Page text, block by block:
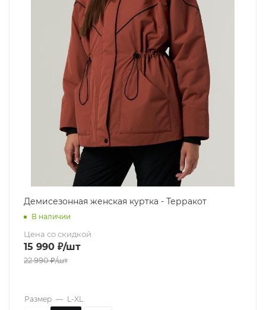
Демисезонная женская куртка - Терракот
В наличии
Цена со скидкой
15 990 ₽/шт
22 990₽/шт
Размер — L-XL